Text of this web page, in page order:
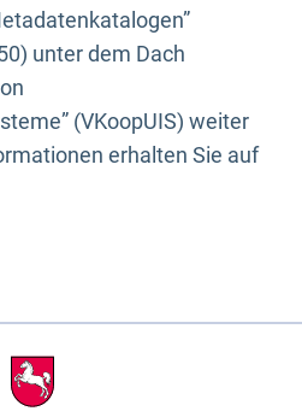
unter dem Dach
(VKoopUIS) weiter
erhalten Sie auf